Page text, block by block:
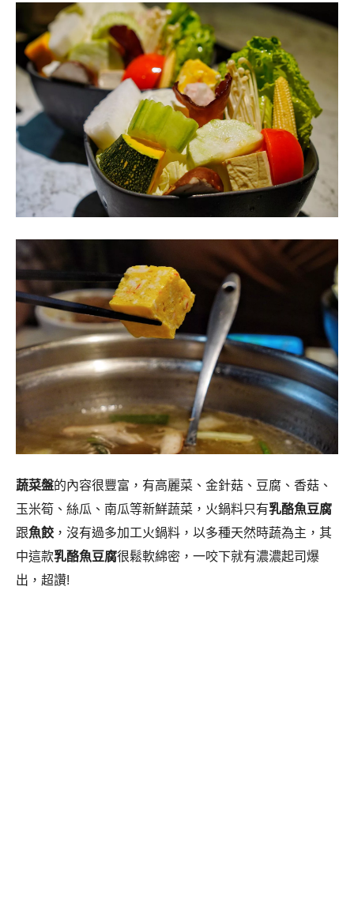
蔬菜盤的內容很豐富，有高麗菜、金針菇、豆腐、香菇、
玉米筍、絲瓜、南瓜等新鮮蔬菜，火鍋料只有乳酪魚豆腐
跟魚餃 ，沒有過多加工火鍋料，以多種天然時蔬為主，其
中這款乳酪魚豆腐很鬆軟綿密，一咬下就有濃濃起司爆
出，超讚!